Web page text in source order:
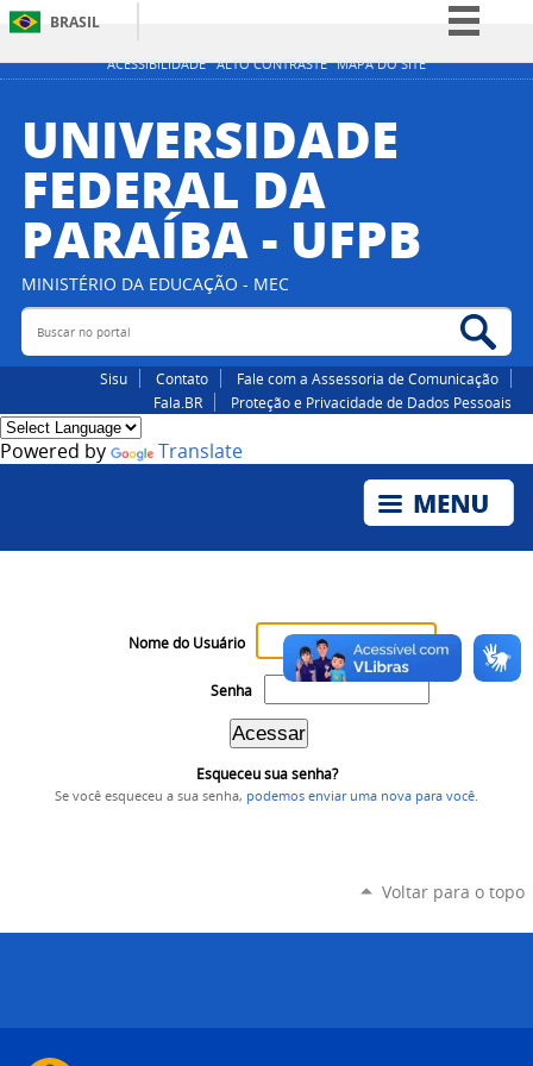
ACESSIBILIDADE ALTO CONTRASTE MAPA DO SITE
BRASIL
Simplifique!
Participe
Acesso à informação
Canais
UNIVERSIDADE
FEDERAL DA
PARAÍBA - UFPB
MINISTÉRIO DA EDUCAÇÃO - MEC
Buscar no portal
Sisu Contato
Fale com a Assessoria de Comunicação
Fala.BR
Proteção e Privacidade de Dados Pessoais
Powered by Translate
Nome do Usuário
Senha
Esqueceu sua senha?
Se você esqueceu a sua senha, podemos enviar uma nova para você
Voltar para o topo